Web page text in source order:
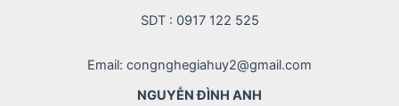
SDT : 0917 122 525
Email: congnghegiahuy2@gmail.com
NGUYỄN ĐÌNH ANH